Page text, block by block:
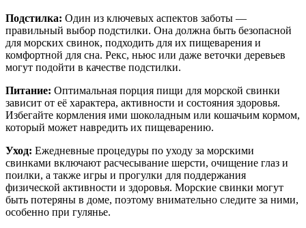
Подстилка: Один из ключевых аспектов заботы —
правильный выбор подстилки. Она должна быть безопасной
для морских свинок, подходить для их пищеварения и
комфортной для сна. Рекс, ньюс или даже веточки деревьев
могут подойти в качестве подстилки.
Питание: Оптимальная порция пищи для морской свинки
зависит от её характера, активности и состояния здоровья.
Избегайте кормления ими шоколадным или кошачьим кормом,
который может навредить их пищеварению.
Уход: Ежедневные процедуры по уходу за морскими
свинками включают расчесывание шерсти, очищение глаз и
поилки, а также игры и прогулки для поддержания
физической активности и здоровья. Морские свинки могут
быть потеряны в доме, поэтому внимательно следите за ними,
особенно при гулянье.